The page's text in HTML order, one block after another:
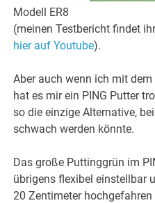
Modell ER8
(meinen Testbericht findet
hier auf Youtube).
Aber auch wenn ich mit
hat es mir ein PING Putter
so die einzige Alternative,
schwach werden könnte.
Das große Puttinggrün im
übrigens flexibel einstellbar
20 Zentimeter